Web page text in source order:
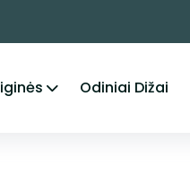
Odiniai Dižai